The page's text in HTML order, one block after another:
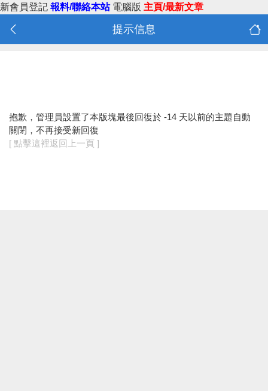
新會員登記 報料/聯絡本站 電腦版 主頁/最新文章
提示信息
抱歉，管理員設置了本版塊最後回復於 -14 天以前的主題自動
關閉，不再接受新回復
[ 點擊這裡返回上一頁 ]